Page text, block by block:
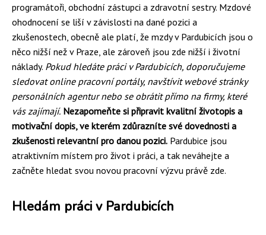
programátoři, obchodní zástupci a zdravotní sestry. Mzdové
ohodnocení se liší v závislosti na dané pozici a
zkušenostech, obecně ale platí, že mzdy v Pardubicích jsou o
něco nižší než v Praze, ale zároveň jsou zde nižší i životní
náklady. Pokud hledáte práci v Pardubicích, doporučujeme
sledovat online pracovní portály, navštívit webové stránky
personálních agentur nebo se obrátit přímo na firmy, které
vás zajímají. Nezapomeňte si připravit kvalitní životopis a
motivační dopis, ve kterém zdůrazníte své dovednosti a
zkušenosti relevantní pro danou pozici. Pardubice jsou
atraktivním místem pro život i práci, a tak neváhejte a
začněte hledat svou novou pracovní výzvu právě zde.
Hledám práci v Pardubicích